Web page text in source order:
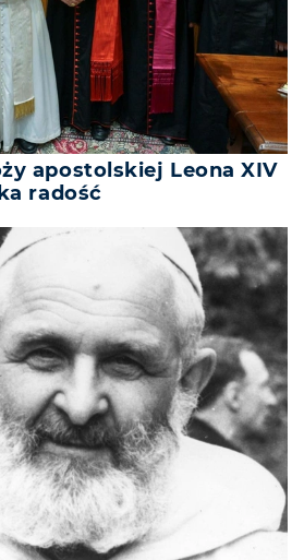
apostolskiej Leona XIV
radość